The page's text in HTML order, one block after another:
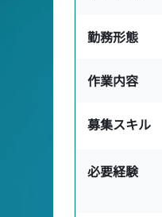
勤務形態
作業内容
募集スキル
必要経験